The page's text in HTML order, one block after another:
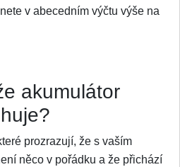
v abecedním výčtu výše na
akumulátor
prozrazují, že s vaším
něco v pořádku a že přichází